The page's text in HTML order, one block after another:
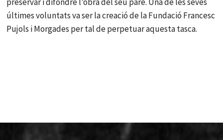
últimes voluntats va ser la creació de la Fundació Francesc
Pujols i Morgades per tal de perpetuar aquesta tasca.